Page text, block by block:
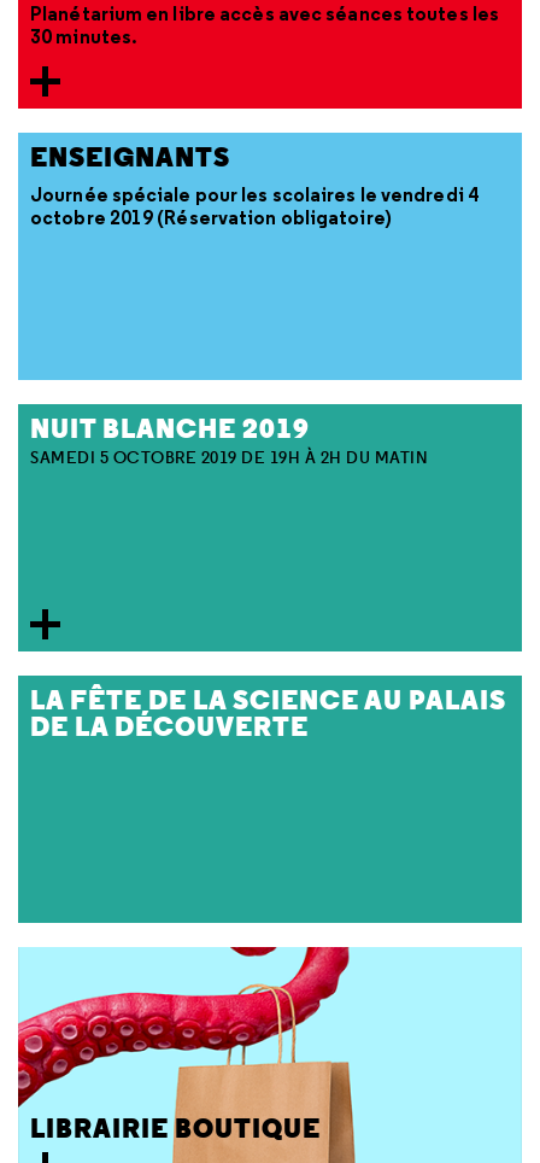
Planétarium en libre accès avec séances toutes les
30 minutes.
ENSEIGNANTS
Journée spéciale pour les scolaires le vendredi 4
octobre 2019 (Réservation obligatoire)
NUIT BLANCHE 2019
SAMEDI 5 OCTOBRE 2019 DE 19H À 2H DU MATIN
LA FÊTE DE LA SCIENCE AU PALAIS
DE LA DÉCOUVERTE
LIBRAIRIE BOUTIQUE